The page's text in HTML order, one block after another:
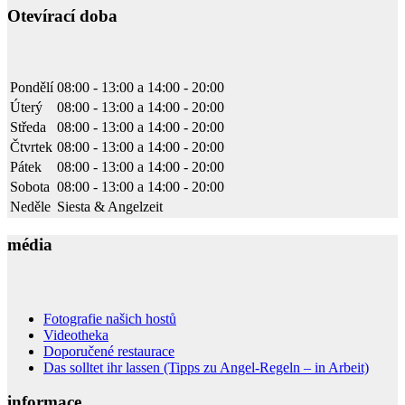
direkt über die Strasse macht alles wirklich super einfach das man
nochmal dafür, wir kommen wieder.
Alex Loosli
19:00 04 Jul 22
War alles bestens und unkompliziert. Saubere
grosszügige Appartements.
Einrichtung und schönem Pool zum Entspannen. Unser Guide war
ausgesprochen kompetent und kannte alle wesentlichen Angelspots
und Kanten.Die Zeit in Meequinenza war sehr fischreich; jeden Tag
mindestens ein 2Meter+ Waller. Das Ebro Fishing Angelcamp ist
definitiv eine Empfehlung wert!
Otevírací doba
Pondělí 08:00 - 13:00 a 14:00 - 20:00
Úterý
08:00 - 13:00 a 14:00 - 20:00
Středa
08:00 - 13:00 a 14:00 - 20:00
Čtvrtek 08:00 - 13:00 a 14:00 - 20:00
Pátek
08:00 - 13:00 a 14:00 - 20:00
Sobota 08:00 - 13:00 a 14:00 - 20:00
Neděle Siesta & Angelzeit
média
Fotografie našich hostů
Videotheka
Doporučené restaurace
Das solltet ihr lassen (Tipps zu Angel-Regeln – in Arbeit)